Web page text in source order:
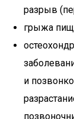
разрыв
грыжа
и